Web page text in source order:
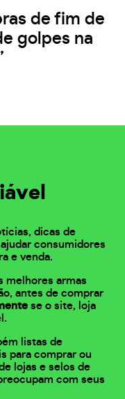
de fim de
golpes na
dicas de
consumidores
e venda.
melhores armas
antes de comprar
se o site, loja
listas de
para comprar ou
lojas e selos de
com seus